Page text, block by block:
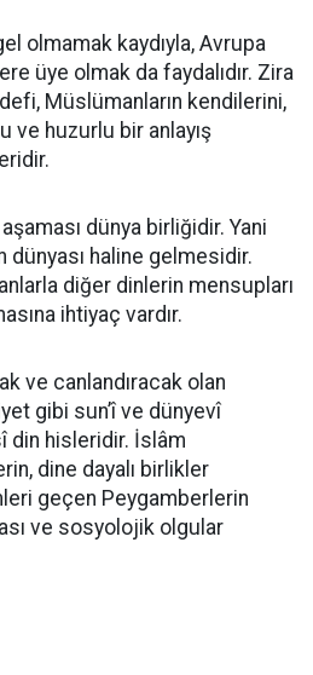
olmamak kaydıyla, Avrupa
üye olmak da faydalıdır. Zira
Müslümanların kendilerini,
ve huzurlu bir anlayış
dünya birliğidir. Yani
dünyası haline gelmesidir.
diğer dinlerin mensupları
ihtiyaç vardır.
ve canlandıracak olan
gibi sun’î ve dünyevî
din hisleridir. İslâm
dine dayalı birlikler
geçen Peygamberlerin
ve sosyolojik olgular